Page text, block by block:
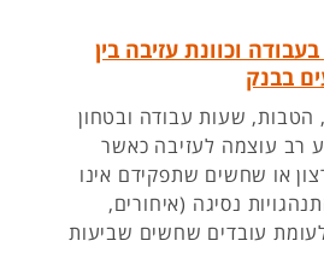
וכוונת עזיבה בין
בבנק
הטבות, שעות עבודה ובטחון
רב עוצמה לעזיבה כאשר
או שחשים שתפקידם אינו
נסיגה (איחורים,
עובדים שחשים שביעות